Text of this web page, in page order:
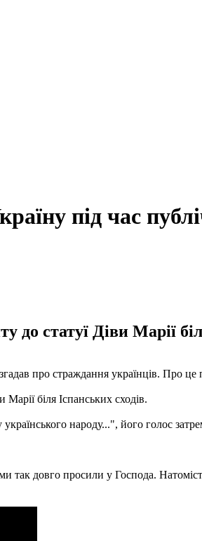
під час
до статуї Діви Марії
про страждання українців. Про це
біля Іспанських сходів.
народу...", його голос
довго просили у Господа.